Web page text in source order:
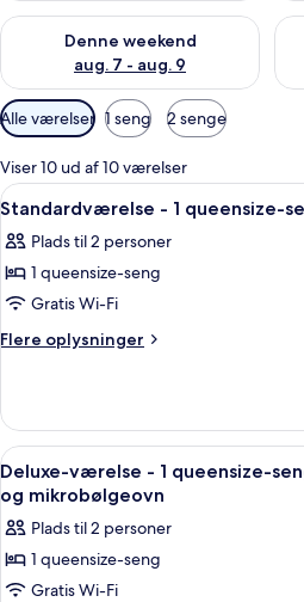
Denne weekend
aug. 7 - aug. 9
Tjek tilgængelighed for denne
Tilgængelige
filtre
for
værelser
Alle værelser 1 seng 2 senge
Viser 10 ud af 10 værelser
Indlæs
alle
billeder
af
Standardværelse
-
seng
ikke-
ryger
Et
6
Standardværelse - 1 queensize-
Plads til 2 personer
1 queensize-seng
Gratis Wi-Fi
Flere oplysninger
Flere
-
queensize-
seng
ikke-
ryger
Indlæs
alle
billeder
af
Deluxe-
værelse
Et
6
Deluxe-værelse - 1 queensize-
og mikrobølgeovn
Plads til 2 personer
1 queensize-seng
Gratis Wi-Fi